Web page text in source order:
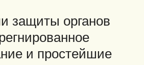
защиты органов
и простейшие